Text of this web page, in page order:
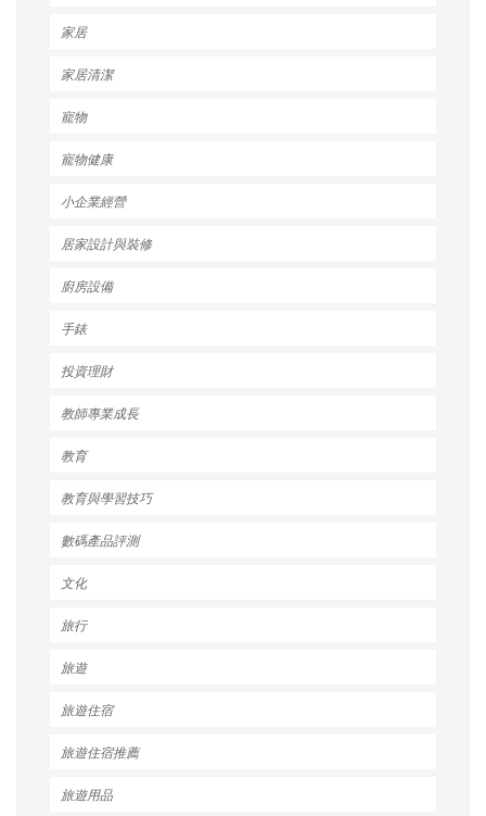
家居
家居清潔
寵物
寵物健康
小企業經營
居家設計與裝修
廚房設備
手錶
投資理財
教師專業成長
教育
教育與學習技巧
數碼產品評測
文化
旅行
旅遊
旅遊住宿
旅遊住宿推薦
旅遊用品